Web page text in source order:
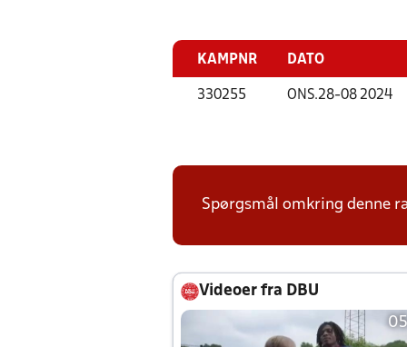
KAMPNR DATO
330255 ONS.28-08 2024
Spørgsmål omkring denne
Videoer fra DBU